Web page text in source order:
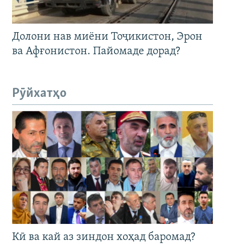
Долони нав миёни Тоҷикистон, Эрон
ва Афғонистон. Пайомаде дорад?
Рӯйхатҳо
Кӣ ва кай аз зиндон хоҳад баромад?